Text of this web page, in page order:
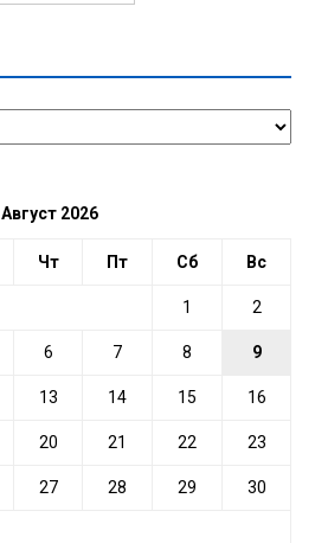
Август 2026
Чт Пт Сб Вс
1 2
6 7 8 9
13 14 15 16
20 21 22 23
27 28 29 30